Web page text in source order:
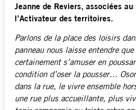
Jeanne de Reviers, associées
l’Activateur des territoires.
Parlons de la place des loisirs
panneau nous laisse entendre que
certainement s’amuser en
condition d’oser la pousser…
dans la rue, le vivre ensemble
une rue plus accueillante, plus